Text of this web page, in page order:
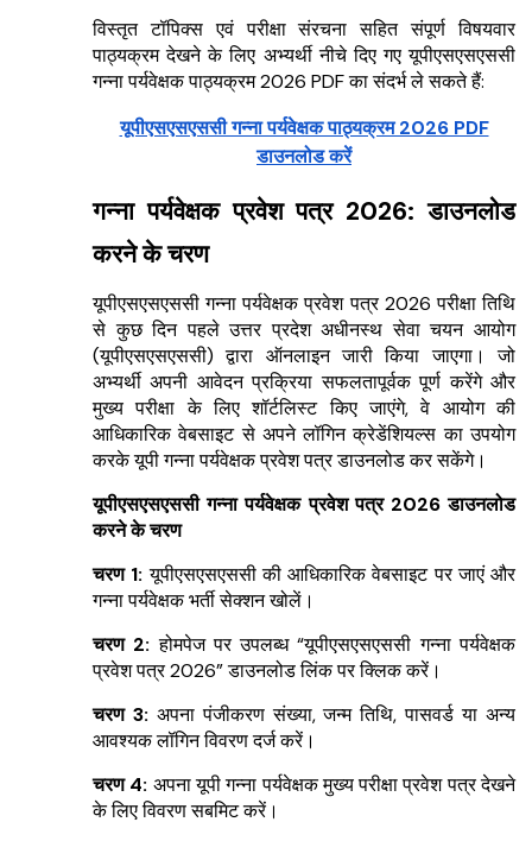
विस्तृत टॉपिक्स एवं परीक्षा संरचना सहित संपूर्ण विषयवार
पाठ्यक्रम देखने के लिए अभ्यर्थी नीचे दिए गए यूपीएसएसएससी
गन्ना पर्यवेक्षक पाठ्यक्रम 2026 PDF का संदर्भ ले सकते हैं:
यूपीएसएसएससी गन्ना पर्यवेक्षक पाठ्यक्रम 2026 PDF
डाउनलोड करें
गन्ना पर्यवेक्षक प्रवेश पत्र 2026: डाउनलोड
करने के चरण
यूपीएसएसएससी गन्ना पर्यवेक्षक प्रवेश पत्र 2026 परीक्षा तिथि
से कुछ दिन पहले उत्तर प्रदेश अधीनस्थ सेवा चयन आयोग
(यूपीएसएसएससी) द्वारा ऑनलाइन जारी किया जाएगा। जो
अभ्यर्थी अपनी आवेदन प्रक्रिया सफलतापूर्वक पूर्ण करेंगे और
मुख्य परीक्षा के लिए शॉर्टलिस्ट किए जाएंगे, वे आयोग की
आधिकारिक वेबसाइट से अपने लॉगिन क्रेडेंशियल्स का उपयोग
करके यूपी गन्ना पर्यवेक्षक प्रवेश पत्र डाउनलोड कर सकेंगे।
यूपीएसएसएससी गन्ना पर्यवेक्षक प्रवेश पत्र 2026 डाउनलोड
करने के चरण
चरण 1: यूपीएसएसएससी की आधिकारिक वेबसाइट पर जाएं और
गन्ना पर्यवेक्षक भर्ती सेक्शन खोलें।
चरण 2: होमपेज पर उपलब्ध “यूपीएसएसएससी गन्ना पर्यवेक्षक
प्रवेश पत्र 2026” डाउनलोड लिंक पर क्लिक करें।
चरण 3: अपना पंजीकरण संख्या, जन्म तिथि, पासवर्ड या अन्य
आवश्यक लॉगिन विवरण दर्ज करें।
चरण 4: अपना यूपी गन्ना पर्यवेक्षक मुख्य परीक्षा प्रवेश पत्र देखने
के लिए विवरण सबमिट करें।